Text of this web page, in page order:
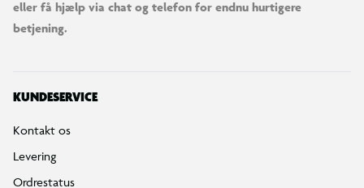
eller få hjælp via chat og telefon for endnu hurtigere
betjening.
KUNDESERVICE
Kontakt os
Levering
Ordrestatus